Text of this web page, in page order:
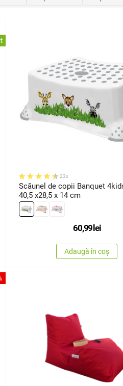
23x
Scăunel de copii Banquet
40,5 x28,5 x 14 cm
60,99 lei
Adaugă în coș